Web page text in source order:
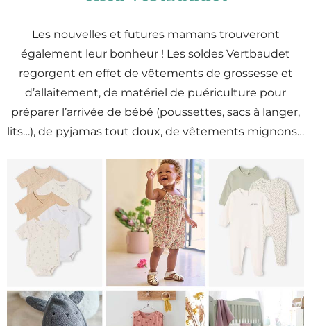
Les nouvelles et futures mamans trouveront
également leur bonheur ! Les soldes Vertbaudet
regorgent en effet de vêtements de grossesse et
d’allaitement, de matériel de puériculture pour
préparer l’arrivée de bébé (poussettes, sacs à langer,
lits…), de pyjamas tout doux, de vêtements mignons…